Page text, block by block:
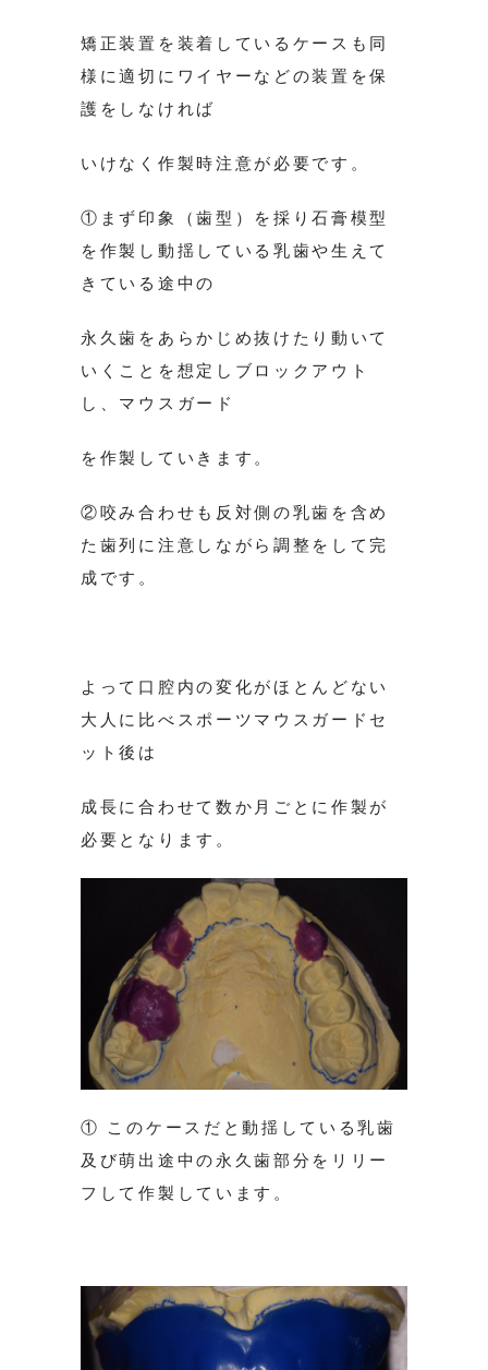
矯正装置を装着しているケースも同
様に適切にワイヤーなどの装置を保
護をしなければ
いけなく作製時注意が必要です。
①まず印象（歯型）を採り石膏模型
を作製し動揺している乳歯や生えて
きている途中の
永久歯をあらかじめ抜けたり動いて
いくことを想定しブロックアウト
し、マウスガード
を作製していきます。
②咬み合わせも反対側の乳歯を含め
た歯列に注意しながら調整をして完
成です。
よって口腔内の変化がほとんどない
大人に比べスポーツマウスガードセ
ット後は
成長に合わせて数か月ごとに作製が
必要となります。
① このケースだと動揺している乳歯
及び萌出途中の永久歯部分をリリー
フして作製しています。